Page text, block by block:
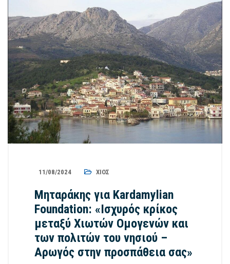
11/08/2024 ΧΊΟΣ
Μηταράκης για Kardamylian
Foundation: «Ισχυρός κρίκος
μεταξύ Χιωτών Ομογενών και
των πολιτών του νησιού –
Αρωγός στην προσπάθεια σας»